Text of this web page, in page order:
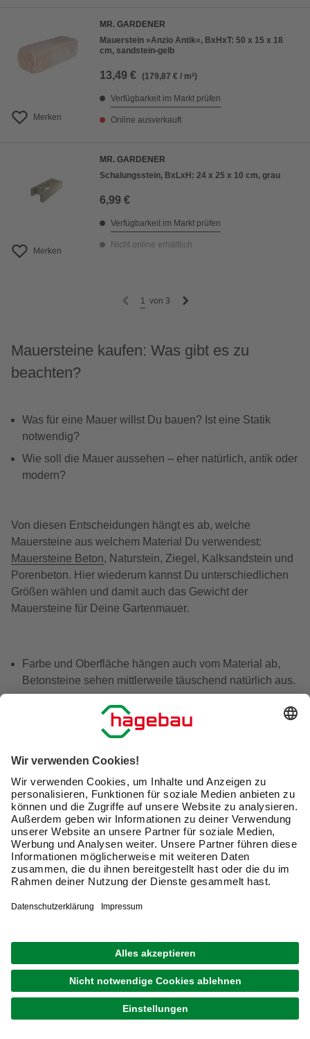
Merken
MR. GARDENER
Mauerstein »Anzio Antik«, BxHxT: 50 x 15 x 18
cm, sandstein-gelb
13,49 € (179,87 € / m²)
Verfügbarkeit im Markt prüfen
Online ausverkauft
Merken
MR. GARDENER
Schalungsstein, BxLxH: 24 x 25 x 10 cm, grau
6,99 €
Verfügbarkeit im Markt prüfen
Nicht online erhältlich
1 von 3
Mauersteine kaufen: Was gibt es zu
beachten?
Was für eine Mauer willst Du bauen? Ist eine Statik
notwendig?
Wie soll die Mauer aussehen – eher natürlich, antik oder
modern?
Von diesen Entscheidungen hängt es ab, welche
Mauersteine aus welchem Material Du verwendest:
Mauersteine Beton, Naturstein, Ziegel, Kalksandstein und
Porenbeton. Hier wiederum kannst Du unterschiedlichen
Größen wählen und damit auch das Gewicht der
Mauersteine für Deine Gartenmauer.
Farbe und Oberfläche hängen auch vom Material ab,
Betonsteine sehen mittlerweile täuschend natürlich aus.
Fundament und Drainage: Erkundige dich über die
baulichen Anforderungen für deine Mauer. Eine
Gartenmauer kann durch Frost Schäden erleiden, wenn
statischen Gründen – auch das sollte frostsicher (ca 80
Zentimeter stark) sein und drunter eine Drainage
(nochmal 20 Zentimeter.)
Willst Du eine hohe Grundstücksbegrenzung oder einen
Sichtschutz bauen, musst Du dich sich über örtliche
Bauvorschriften und Genehmigungsanforderungen
unterschiedlich sein.
unterschätzen, besonders wenn es eine
Sichtschutzmauer sein soll: 1000 Steine sind schnell
beisammen.